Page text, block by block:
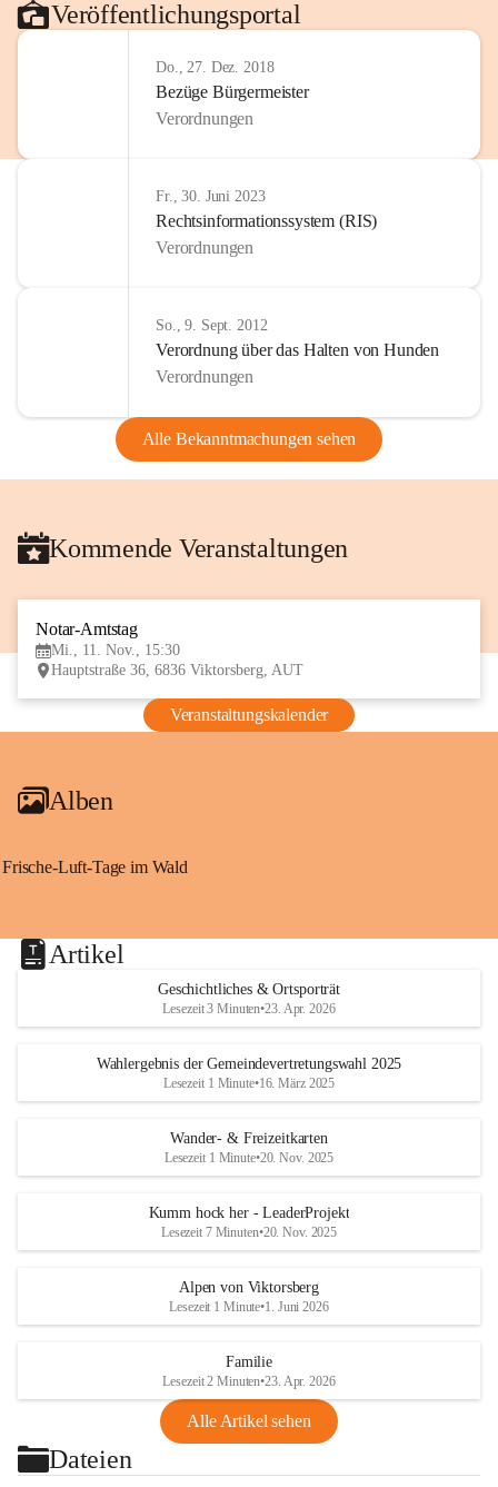
Veröffentlichungsportal
Do., 27. Dez. 2018
Bezüge Bürgermeister
Verordnungen
Fr., 30. Juni 2023
Rechtsinformationssystem (RIS)
Verordnungen
So., 9. Sept. 2012
Verordnung über das Halten von Hunden
Verordnungen
Alle Bekanntmachungen sehen
Kommende Veranstaltungen
Notar-Amtstag
Mi., 11. Nov., 15:30
Hauptstraße 36, 6836 Viktorsberg, AUT
Veranstaltungskalender
Alben
Frische-Luft-Tage im Wald
Artikel
Geschichtliches & Ortsporträt
Lesezeit 3 Minuten•23. Apr. 2026
Wahlergebnis der Gemeindevertretungswahl 2025
Lesezeit 1 Minute•16. März 2025
Wander- & Freizeitkarten
Lesezeit 1 Minute•20. Nov. 2025
Kumm hock her - LeaderProjekt
Lesezeit 7 Minuten•20. Nov. 2025
Alpen von Viktorsberg
Lesezeit 1 Minute•1. Juni 2026
Familie
Lesezeit 2 Minuten•23. Apr. 2026
Alle Artikel sehen
Dateien